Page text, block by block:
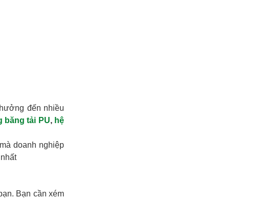
đến nhiều
băng tải PU, hệ
doanh nghiệp
Bạn cần xém